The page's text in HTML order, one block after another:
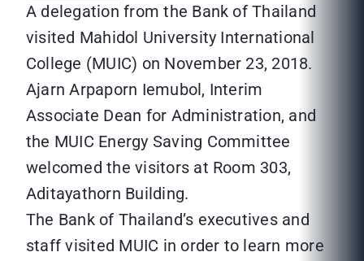
A delegation from the Bank of Thailand
visited Mahidol University International
College (MUIC) on November 23, 2018.
Ajarn Arpaporn Iemubol, Interim
Associate Dean for Administration, and
the MUIC Energy Saving Committee
welcomed the visitors at Room 303,
Aditayathorn Building.
The Bank of Thailand’s executives and
staff visited MUIC in order to learn more